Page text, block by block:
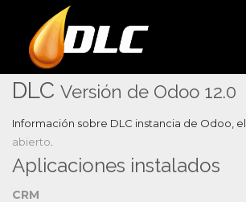
DLC Versión de Odoo 12.0
Información sobre DLC instancia de Odoo, el
abierto
Aplicaciones instalados
CRM